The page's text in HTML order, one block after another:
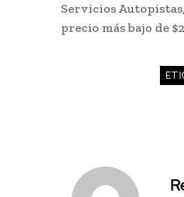
Servicios
precio más bajo de